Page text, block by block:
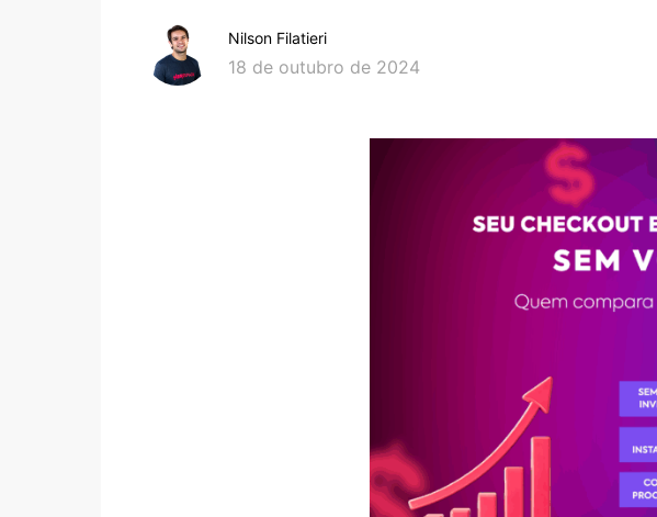
Nilson Filatieri
18 de outubro de 2024